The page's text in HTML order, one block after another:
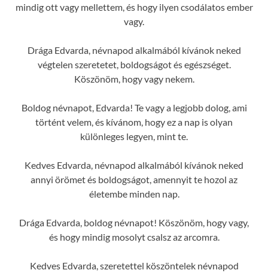
mindig ott vagy mellettem, és hogy ilyen csodálatos ember
vagy.
Drága Edvarda, névnapod alkalmából kívánok neked
végtelen szeretetet, boldogságot és egészséget.
Köszönöm, hogy vagy nekem.
Boldog névnapot, Edvarda! Te vagy a legjobb dolog, ami
történt velem, és kívánom, hogy ez a nap is olyan
különleges legyen, mint te.
Kedves Edvarda, névnapod alkalmából kívánok neked
annyi örömet és boldogságot, amennyit te hozol az
életembe minden nap.
Drága Edvarda, boldog névnapot! Köszönöm, hogy vagy,
és hogy mindig mosolyt csalsz az arcomra.
Kedves Edvarda, szeretettel köszöntelek névnapod